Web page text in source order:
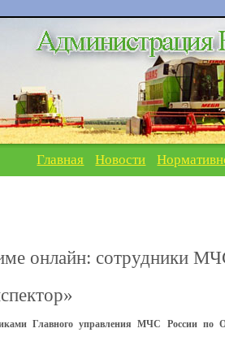
Главная Новости
онлайн: сотрудники
Главного управления МЧС России по